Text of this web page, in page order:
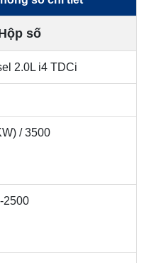
tính thực dụng cao,
thuật số, sự linh hoạt
đa phương tiện cho các
Active
2.0L i4 TDCi (Dung
suất cực đại 170 PS
mô-men xoắn cực đại
- 2.500 vòng/phút.